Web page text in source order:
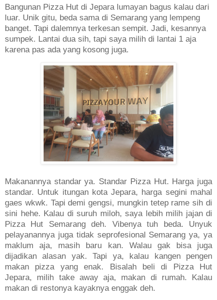
Bangunan Pizza Hut di Jepara lumayan bagus kalau dari
luar. Unik gitu, beda sama di Semarang yang lempeng
banget. Tapi dalemnya terkesan sempit. Jadi, kesannya
sumpek. Lantai dua sih, tapi saya milih di lantai 1 aja
karena pas ada yang kosong juga.
Makanannya standar ya. Standar Pizza Hut. Harga juga
standar. Untuk itungan kota Jepara, harga segini mahal
gaes wkwk. Tapi demi gengsi, mungkin tetep rame sih di
sini hehe. Kalau di suruh miloh, saya lebih milih jajan di
Pizza Hut Semarang deh. Vibenya tuh beda. Unyuk
pelayanannya juga tidak seprofesional Semarang ya, ya
maklum aja, masih baru kan. Walau gak bisa juga
dijadikan alasan yak. Tapi ya, kalau kangen pengen
makan pizza yang enak. Bisalah beli di Pizza Hut
Jepara, milih take away aja, makan di rumah. Kalau
makan di restonya kayaknya enggak deh.